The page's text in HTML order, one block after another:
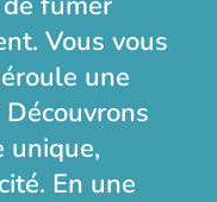
Vous vous
une
unique,
En une